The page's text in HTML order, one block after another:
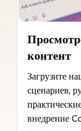
контент
Загрузите
сценариев,
внедрение